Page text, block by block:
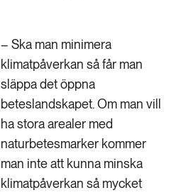
– Ska man minimera
klimatpåverkan så får man
släppa det öppna
beteslandskapet. Om man vill
ha stora arealer med
naturbetesmarker kommer
man inte att kunna minska
klimatpåverkan så mycket